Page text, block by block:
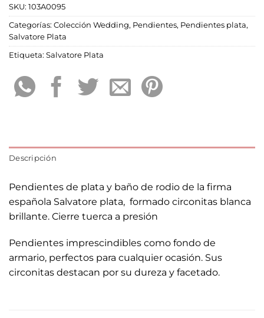
SKU: 103A0095
Categorías: Colección Wedding, Pendientes, Pendientes plata,
Salvatore Plata
Etiqueta: Salvatore Plata
Descripción
Pendientes de plata y baño de rodio de la firma
española Salvatore plata, formado circonitas blanca
brillante. Cierre tuerca a presión
Pendientes imprescindibles como fondo de
armario, perfectos para cualquier ocasión. Sus
circonitas destacan por su dureza y facetado.